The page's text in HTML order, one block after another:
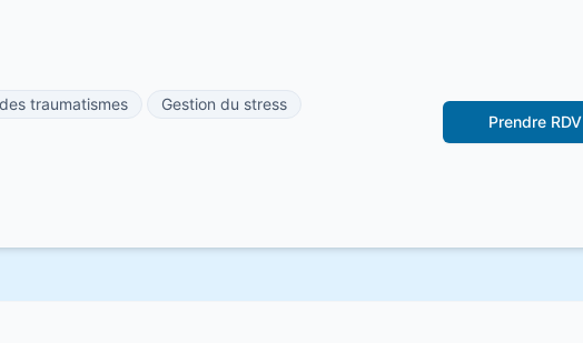
traumatismes Gestion du stress
Prendre RDV